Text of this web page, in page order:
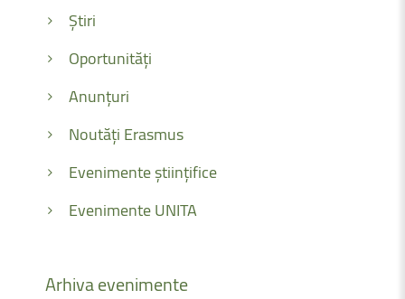
Știri
Oportunități
Anunțuri
Noutăți Erasmus
Evenimente științifice
Evenimente UNITA
Arhivaevenimente